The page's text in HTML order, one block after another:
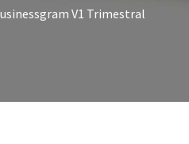
V1 Trimestral